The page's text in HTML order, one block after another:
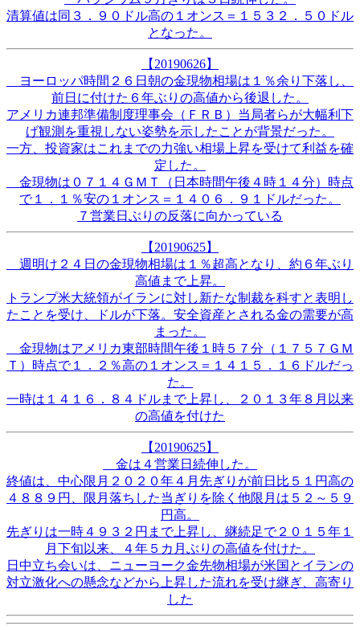
清算値は同３．９０ドル高の１オンス＝１５３２．５０ドル
となった。
【20190626】
ヨーロッパ時間２６日朝の金現物相場は１％余り下落し、
前日に付けた６年ぶりの高値から後退した。
アメリカ連邦準備制度理事会（ＦＲＢ）当局者らが大幅利下
げ観測を重視しない姿勢を示したことが背景だった。
一方、投資家はこれまでの力強い相場上昇を受けて利益を確
定した。
金現物は０７１４ＧＭＴ（日本時間午後４時１４分）時点
で１．１％安の１オンス＝１４０６．９１ドルだった。
７営業日ぶりの反落に向かっている
【20190625】
週明け２４日の金現物相場は１％超高となり、約６年ぶり
高値まで上昇。
トランプ米大統領がイランに対し新たな制裁を科すと表明し
たことを受け、ドルが下落。安全資産とされる金の需要が高
まった。
金現物はアメリカ東部時間午後１時５７分（１７５７ＧＭ
Ｔ）時点で１．２％高の１オンス＝１４１５．１６ドルだっ
た。
一時は１４１６．８４ドルまで上昇し、２０１３年８月以来
の高値を付けた
【20190625】
金は４営業日続伸した。
終値は、中心限月２０２０年４月先ぎりが前日比５１円高の
４８８９円、限月落ちした当ぎりを除く他限月は５２～５９
円高。
先ぎりは一時４９３２円まで上昇し、継続足で２０１５年１
月下旬以来、４年５カ月ぶりの高値を付けた。
日中立ち会いは、ニューヨーク金先物相場が米国とイランの
対立激化への懸念などから上昇した流れを受け継ぎ、高寄り
した